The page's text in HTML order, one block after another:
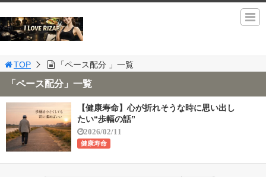
TOP 「ペース配分 」一覧
「ペース配分」一覧
【健康寿命】心が折れそうな時に思い出し
たい“歩幅の話”
2026/02/11
健康寿命